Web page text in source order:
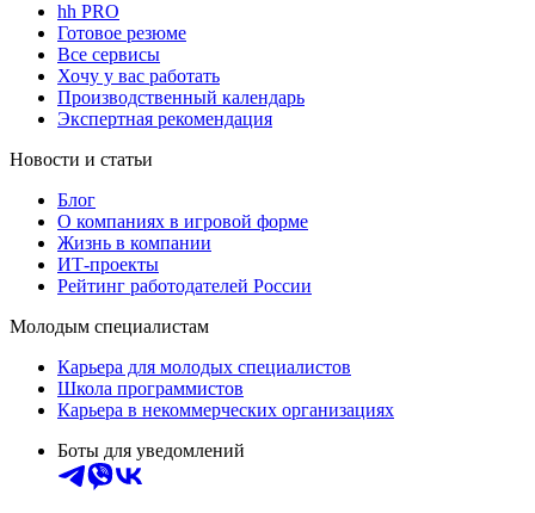
hh PRO
Готовое резюме
Все сервисы
Хочу у вас работать
Производственный календарь
Экспертная рекомендация
Новости и статьи
Блог
О компаниях в игровой форме
Жизнь в компании
ИТ-проекты
Рейтинг работодателей России
Молодым специалистам
Карьера для молодых специалистов
Школа программистов
Карьера в некоммерческих организациях
Боты для уведомлений